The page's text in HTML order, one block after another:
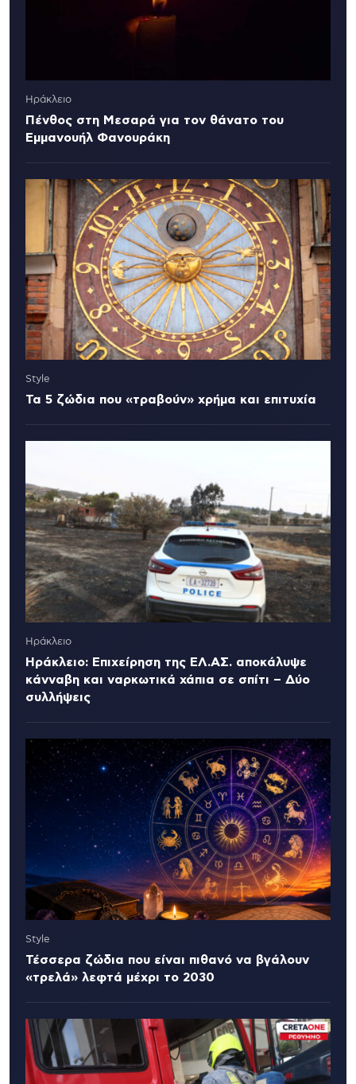
Ηράκλειο
Πένθος στη Μεσαρά για τον θάνατο του
Εμμανουήλ Φανουράκη
Style
Τα 5 ζώδια που «τραβούν» χρήμα και επιτυχία
Ηράκλειο
Ηράκλειο: Επιχείρηση της ΕΛ.ΑΣ. αποκάλυψε
κάνναβη και ναρκωτικά χάπια σε σπίτι – Δύο
συλλήψεις
Style
Τέσσερα ζώδια που είναι πιθανό να βγάλουν
«τρελά» λεφτά μέχρι το 2030